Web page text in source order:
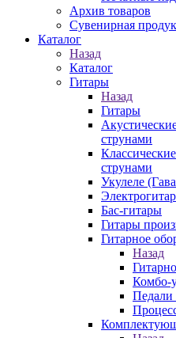
Архив товаров
Сувенирная
Каталог
Назад
Каталог
Гитары
Назад
Гитары
струнами
струнами
Укулеле
Бас-гитары
Гитары
Гитарное
Назад
Комбо-
Педали